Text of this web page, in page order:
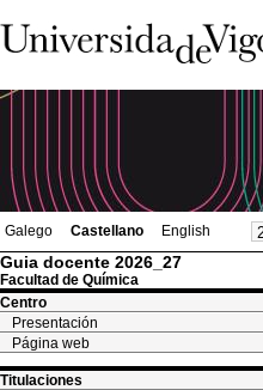
Galego Castellano English
Guia docente 2026_27
Facultad de Química
Centro
Presentación
Página web
Titulaciones